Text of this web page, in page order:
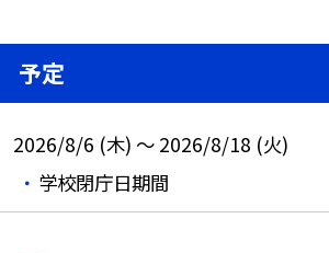
予定
2026/8/6 (木) ～ 2026/8/18 (火)
学校閉庁日期間